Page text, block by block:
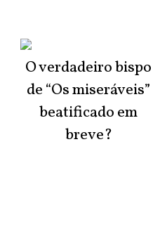
O verdadeiro bispo
de “Os miseráveis”
beatificado em
breve?